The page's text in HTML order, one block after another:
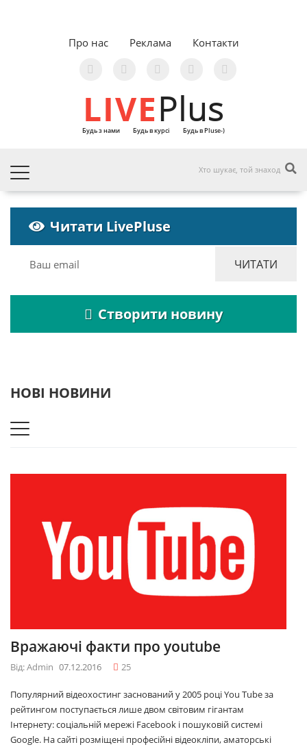
Про нас Реклама Контакти
LIVEPlus
Будь з нами Будь в курсі Будь в Pluse-)
Читати LivePluse
Створити новину
НОВІ НОВИНИ
Вражаючі факти про youtube
Від: Admin 07.12.2016 25
Популярний відеохостинг заснований у 2005 році You Tube за
рейтингом поступається лише двом світовим гігантам
Інтернету: соціальній мережі Facebook і пошуковій системі
Google. На сайті розміщені професійні відеокліпи, аматорські